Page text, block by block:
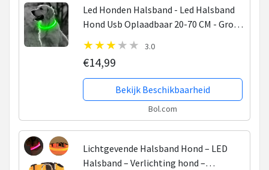
Led Honden Halsband - Led Halsband
Hond Usb Oplaadbaar 20-70 CM - Groen
- Extra Small tm Extra Large -
Universeel - Honden lampje - Honden
Licht - Honden...
3.0
€14,99
Bekijk Beschikbaarheid
Bol.com
Lichtgevende Halsband Hond – LED
Halsband – Verlichting hond –